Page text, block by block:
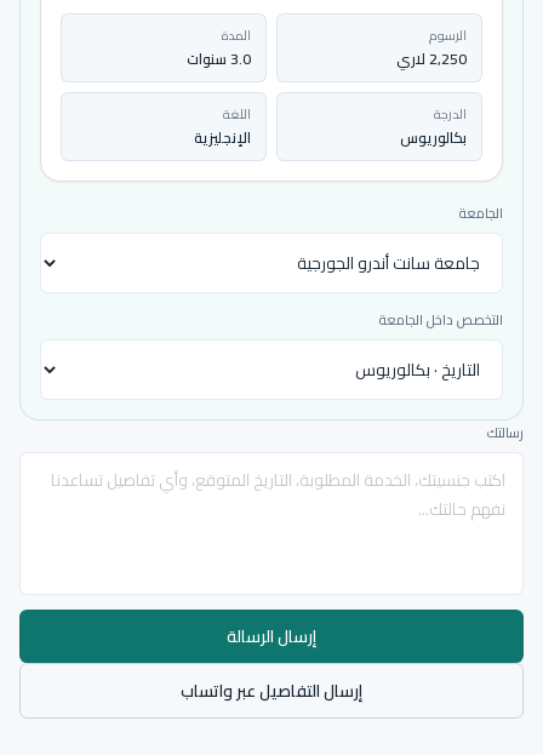
الرسوم
2,250 لاري
المدة
3.0 سنوات
الدرجة
بكالوريوس
اللغة
الإنجليزية
الجامعة
التخصص داخل الجامعة
رسالتك
إرسال الرسالة
إرسال التفاصيل عبر واتساب